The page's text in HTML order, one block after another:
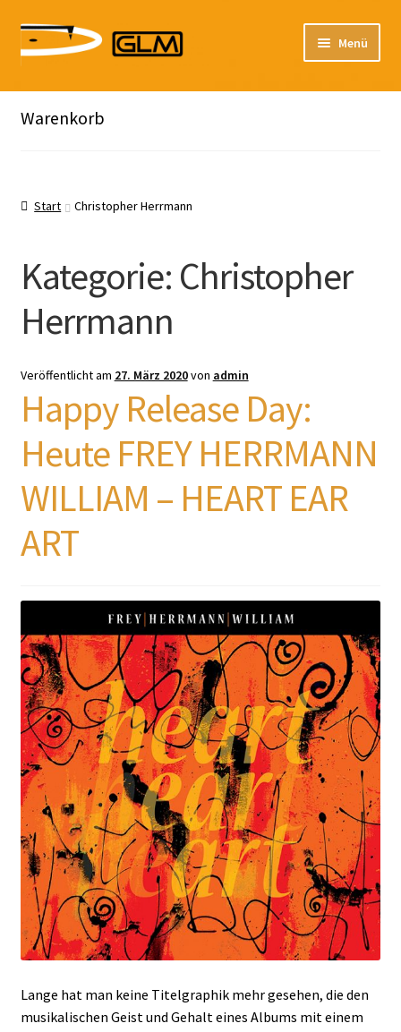
Zur
Navigation
Zum
Inhalt
Menü
Unser Katalog
Warenkorb
Start Christopher Herrmann
Kategorie: Christopher
Herrmann
Veröffentlicht am 27. März 2020von admin
Happy Release Day:
Heute FREY HERRMANN
WILLIAM – HEART EAR
ART
Lange hat man keine Titelgraphik mehr gesehen, die den
musikalischen Geist und Gehalt eines Albums mit einem